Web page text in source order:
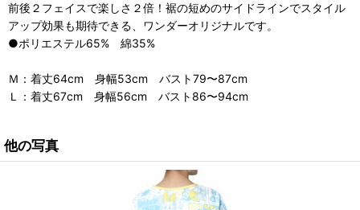
前後２フェイスで楽しさ２倍！裾の短めのサイドラインでスタイル
アップ効果も期待できる、ワンダーオリジナルです。
●ポリエステル65% 綿35%
Ｍ：着丈64cm 身幅53cm バスト79〜87cm
Ｌ：着丈67cm 身幅56cm バスト86〜94cm
他の写真